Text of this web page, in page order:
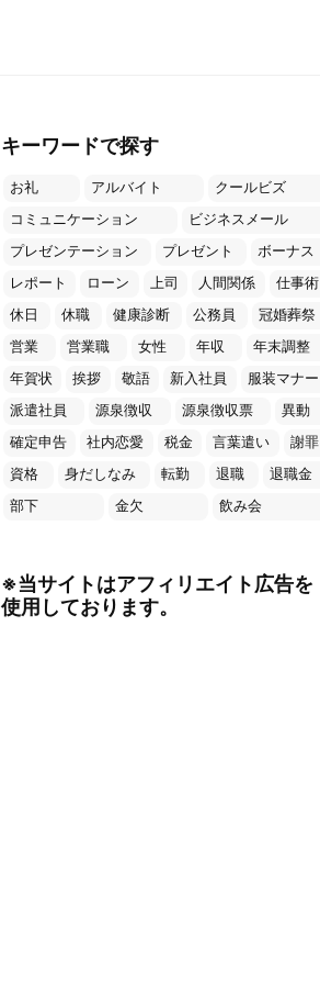
キーワードで探す
お礼 アルバイト
クールビズ
コミュニケーション
ビジネスメール
プレゼンテーション
プレゼント
ボーナス
レポート
ローン 上司 人間関係
仕事術
休日
休職 健康診断 公務員
冠婚葬祭
営業
営業職 女性 年収
年末調整
年賀状
挨拶 敬語 新入社員
服装マナー
派遣社員
源泉徴収 源泉徴収票
異動
確定申告
社内恋愛 税金 言葉遣い
謝罪
資格
身だしなみ 転勤 退職
退職金
部下
金欠 飲み会
※当サイトはアフィリエイト広告を
使用しております。